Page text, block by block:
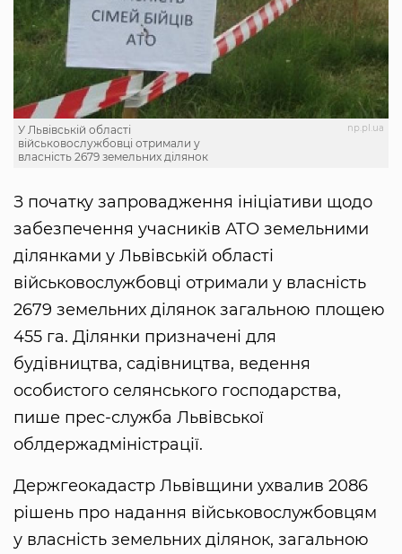
np.pl.ua
У Львівській області
військовослужбовці отримали у
власність 2679 земельних ділянок
З початку запровадження ініціативи щодо
забезпечення учасників АТО земельними
ділянками у Львівській області
військовослужбовці отримали у власність
2679 земельних ділянок загальною площею
455 га. Ділянки призначені для
будівництва, садівництва, ведення
особистого селянського господарства,
пише прес-служба Львівської
облдержадміністрації.
Держгеокадастр Львівщини ухвалив 2086
рішень про надання військовослужбовцям
у власність земельних ділянок, загальною